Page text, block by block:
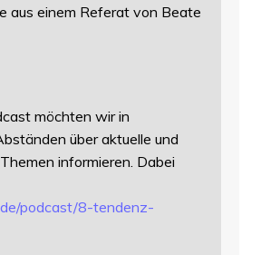
aus einem Referat von Beate
möchten wir in
über aktuelle und
informieren. Dabei
podcast/8-tendenz-